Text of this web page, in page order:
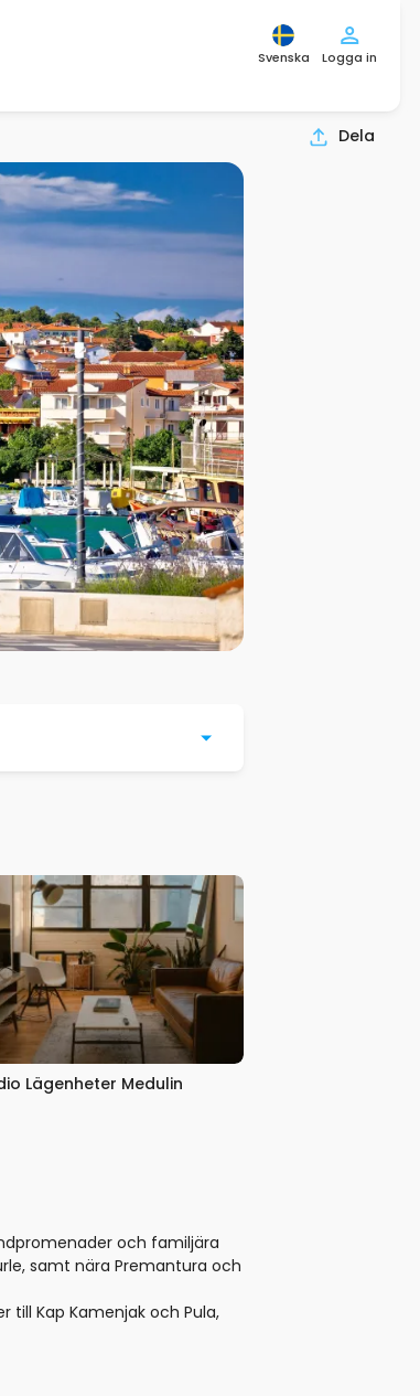
Svenska Logga in
Dela
Lägenheter Medulin
och familjära
samt nära Premantura och
Kap Kamenjak och Pula,